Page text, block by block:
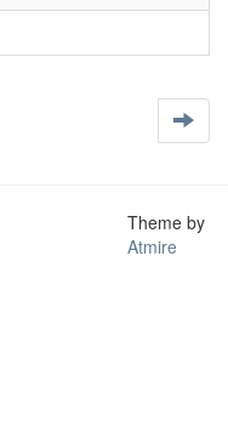
Theme by
Atmire